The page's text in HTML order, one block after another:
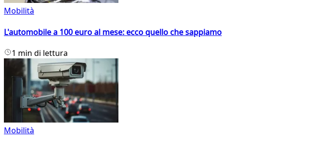
Mobilità
L'automobile a 100 euro al mese: ecco quello che sappiamo
1 min di lettura
Mobilità